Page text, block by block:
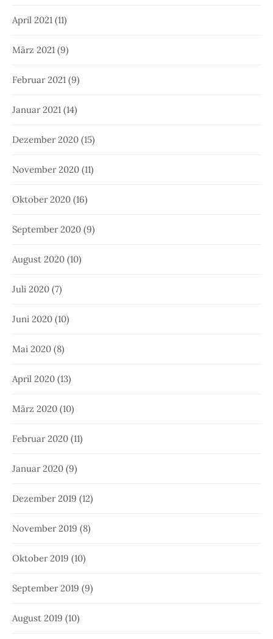
April 2021 (11)
März 2021 (9)
Februar 2021 (9)
Januar 2021 (14)
Dezember 2020 (15)
November 2020 (11)
Oktober 2020 (16)
September 2020 (9)
August 2020 (10)
Juli 2020 (7)
Juni 2020 (10)
Mai 2020 (8)
April 2020 (13)
März 2020 (10)
Februar 2020 (11)
Januar 2020 (9)
Dezember 2019 (12)
November 2019 (8)
Oktober 2019 (10)
September 2019 (9)
August 2019 (10)